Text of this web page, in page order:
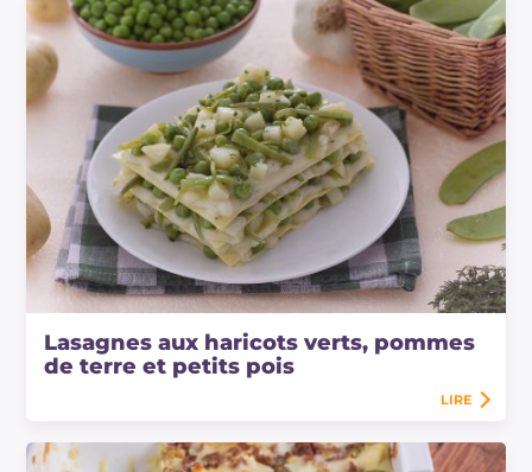
Lasagnes aux haricots verts, pommes
de terre et petits pois
LIRE